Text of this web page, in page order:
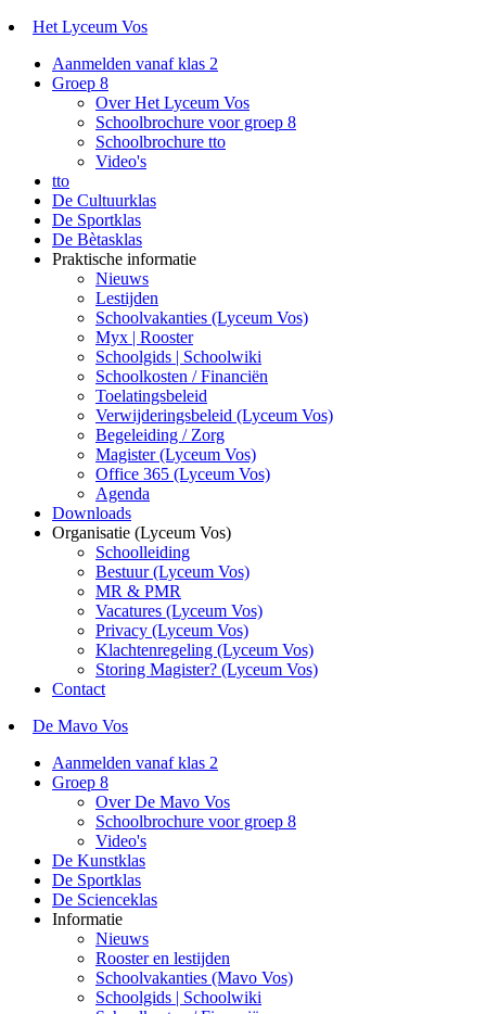
Het Lyceum Vos
Aanmelden vanaf klas 2
Groep 8
Over Het Lyceum Vos
Schoolbrochure voor groep 8
Schoolbrochure tto
Video's
tto
De Cultuurklas
De Sportklas
De Bètasklas
Praktische informatie
Nieuws
Lestijden
Schoolvakanties (Lyceum Vos)
Myx | Rooster
Schoolgids | Schoolwiki
Schoolkosten / Financiën
Toelatingsbeleid
Verwijderingsbeleid (Lyceum Vos)
Begeleiding / Zorg
Magister (Lyceum Vos)
Office 365 (Lyceum Vos)
Agenda
Downloads
Organisatie (Lyceum Vos)
Schoolleiding
Bestuur (Lyceum Vos)
MR & PMR
Vacatures (Lyceum Vos)
Privacy (Lyceum Vos)
Klachtenregeling (Lyceum Vos)
Storing Magister? (Lyceum Vos)
Contact
De Mavo Vos
Aanmelden vanaf klas 2
Groep 8
Over De Mavo Vos
Schoolbrochure voor groep 8
Video's
De Kunstklas
De Sportklas
De Scienceklas
Informatie
Nieuws
Rooster en lestijden
Schoolvakanties (Mavo Vos)
Schoolgids | Schoolwiki